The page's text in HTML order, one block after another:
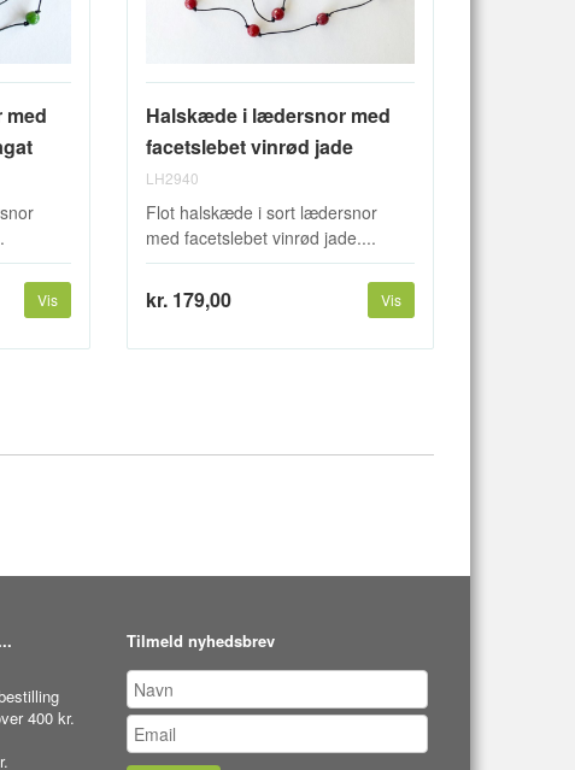
Vis
Halskæde i lædersnor med
facetslebet vinrød jade
LH2940
Flot halskæde i sort lædersnor
med facetslebet vinrød jade....
kr. 179,00 Vis
400 kr.
Tilmeld nyhedsbrev